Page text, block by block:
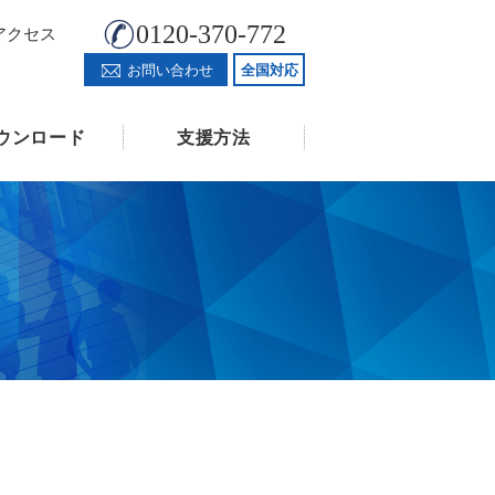
クセス 0120-370-772
お問い合わせ 全国対応
ンロード 支援方法